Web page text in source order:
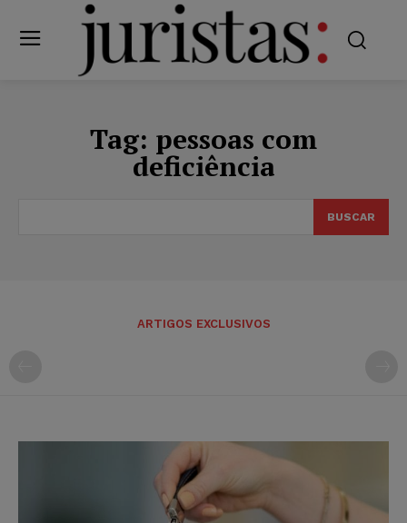
Tag: pessoas com
deficiência
BUSCAR
ARTIGOS EXCLUSIVOS